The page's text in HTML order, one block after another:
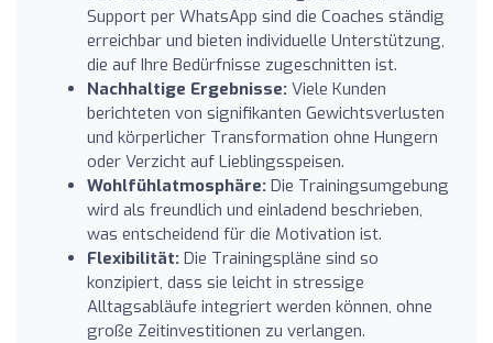
Support per WhatsApp sind die Coaches ständig
erreichbar und bieten individuelle Unterstützung,
die auf Ihre Bedürfnisse zugeschnitten ist.
Nachhaltige Ergebnisse: Viele Kunden
berichteten von signifikanten Gewichtsverlusten
und körperlicher Transformation ohne Hungern
oder Verzicht auf Lieblingsspeisen.
Wohlfühlatmosphäre: Die Trainingsumgebung
wird als freundlich und einladend beschrieben,
was entscheidend für die Motivation ist.
Flexibilität: Die Trainingspläne sind so
konzipiert, dass sie leicht in stressige
Alltagsabläufe integriert werden können, ohne
große Zeitinvestitionen zu verlangen.